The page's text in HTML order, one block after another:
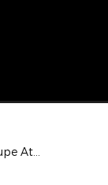
La dernière Finale de Coupe Atlantique Féminine Crédit-Mutuel !